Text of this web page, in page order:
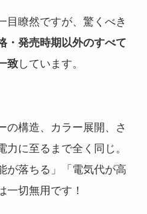
目瞭然ですが、驚くべき
・発売時期以外のすべて
致しています。
の構造、カラー展開、さ
力に至るまで全く同じ。
が落ちる」「電気代が高
一切無用です！